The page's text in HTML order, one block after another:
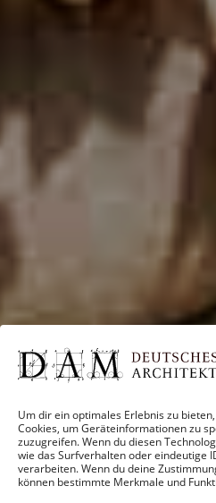
Um dir ein optimales Erlebnis zu
Cookies, um Geräteinformationen zu
zuzugreifen. Wenn du diesen
wie das Surfverhalten oder eindeutige
verarbeiten. Wenn du deine
können bestimmte Merkmale und